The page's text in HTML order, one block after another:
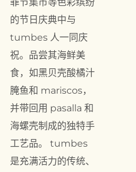
的节日庆典中与
tumbes 人一同庆
祝。品尝其海鲜美
食，如黑贝壳酸橘汁
腌鱼和 mariscos，
并带回用 pasalla 和
海螺壳制成的独特手
工艺品。 tumbes
是充满活力的传统、